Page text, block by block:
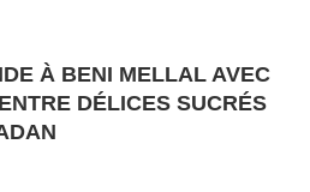
À BENI MELLAL AVEC
DÉLICES SUCRÉS